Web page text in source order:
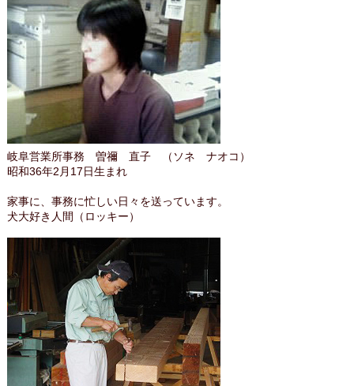
岐阜営業所事務 曽禰 直子 （ソネ ナオコ）
昭和36年2月17日生まれ
家事に、事務に忙しい日々を送っています。
犬大好き人間（ロッキー）